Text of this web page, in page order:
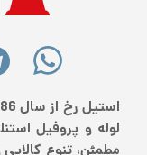
لوله و پروفیل